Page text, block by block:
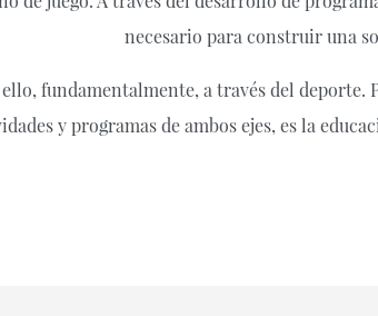
necesario para construir una
fundamentalmente, a través del
y programas de ambos ejes, es la